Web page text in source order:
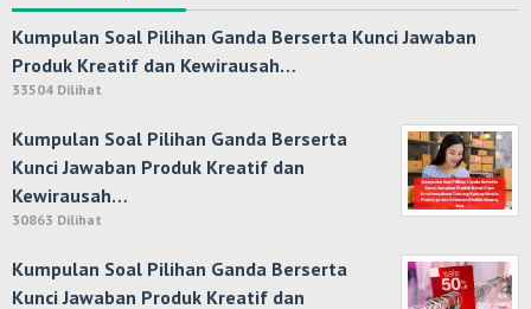
Kumpulan Soal Pilihan Ganda Berserta Kunci Jawaban
Produk Kreatif dan Kewirausah…
33504 Dilihat
Kumpulan Soal Pilihan Ganda Berserta
Kunci Jawaban Produk Kreatif dan
Kewirausah…
30863 Dilihat
Kumpulan Soal Pilihan Ganda Berserta
Kunci Jawaban Produk Kreatif dan